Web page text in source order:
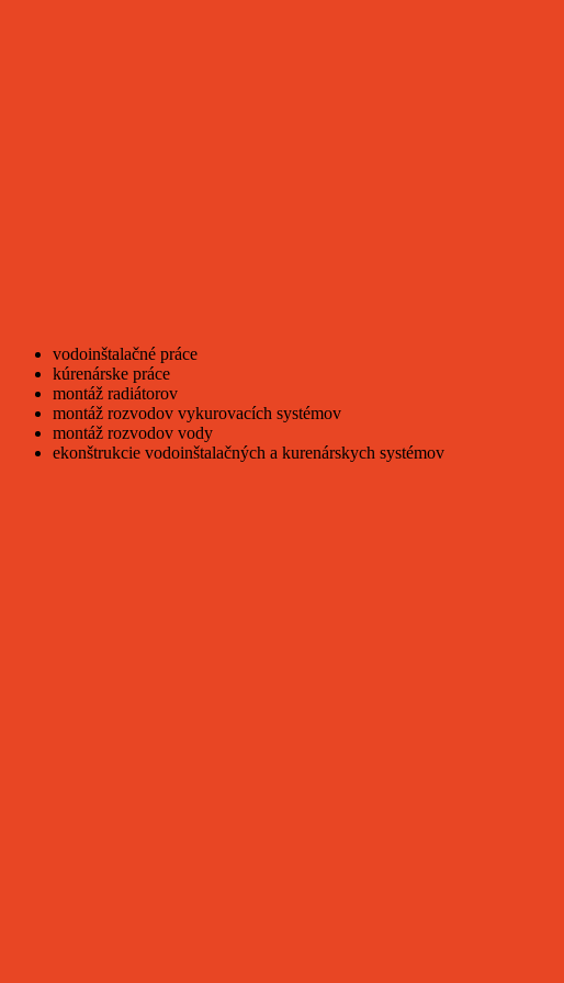
vodoinštalačné práce
kúrenárske práce
montáž radiátorov
montáž rozvodov vykurovacích systémov
montáž rozvodov vody
ekonštrukcie vodoinštalačných a kurenárskych systémov